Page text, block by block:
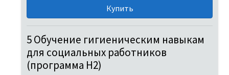
5 Обучение гигиеническим навыкам
для социальных работников
(программа H2)